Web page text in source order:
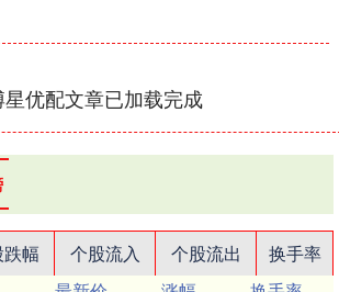
星优配文章已加载完成
幅 个股流入 个股流出
换手率